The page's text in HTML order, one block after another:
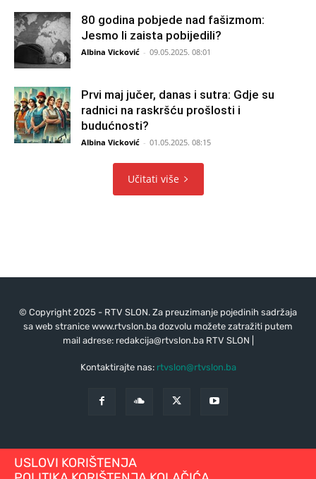
80 godina pobjede nad fašizmom:
Jesmo li zaista pobijedili?
Albina Vicković - 09.05.2025. 08:01
Prvi maj jučer, danas i sutra: Gdje su
radnici na raskršću prošlosti i
budućnosti?
Albina Vicković - 01.05.2025. 08:15
Učitati više
© Copyright 2025 - RTV SLON. Za preuzimanje pojedinih sadržaja
sa web stranice www.rtvslon.ba dozvolu možete zatražiti putem
mail adrese: redakcija@rtvslon.baRTV SLON |
Kontaktirajte nas: rtvslon@rtvslon.ba
USLOVI KORIŠTENJA